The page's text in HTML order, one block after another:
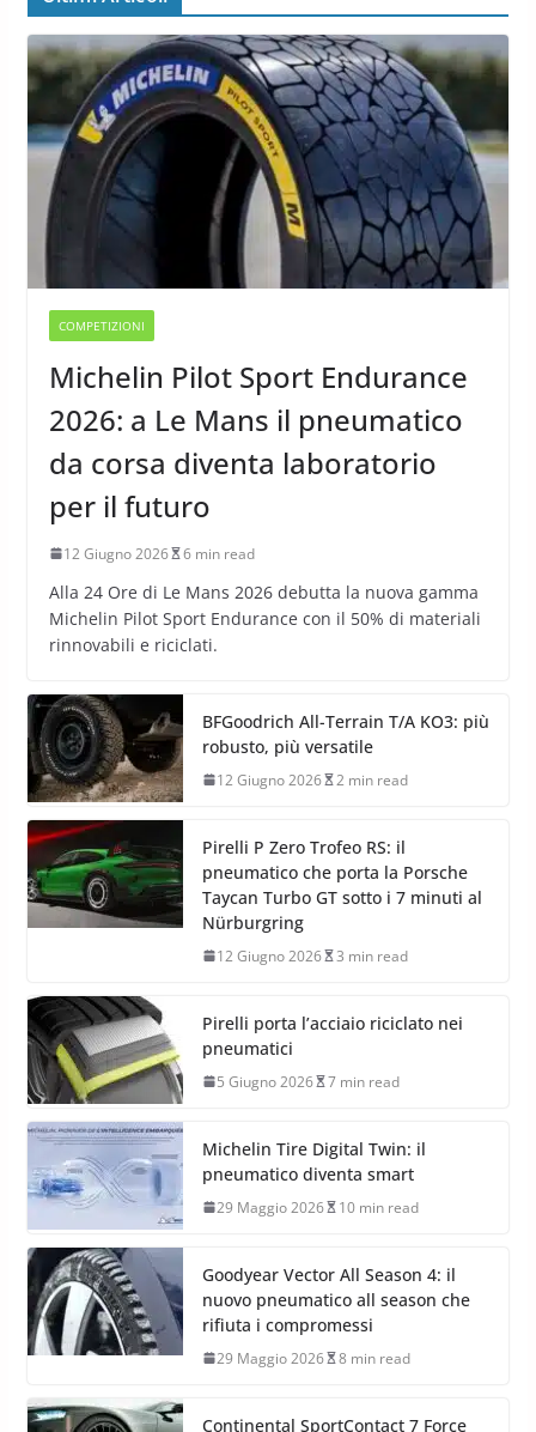
Ultimi Articoli
Michelin Pilot Sport Endurance
2026: a Le Mans il pneumatico
da corsa diventa laboratorio
per il futuro
Alla 24 Ore di Le Mans 2026 debutta la nuova gamma
Michelin Pilot Sport Endurance con il 50% di materiali
rinnovabili e riciclati.
BFGoodrich All-Terrain T/A KO3: più
robusto, più versatile
12 Giugno 2026 2 min read
Pirelli P Zero Trofeo RS: il
Taycan Turbo GT sotto i 7 minuti al
Nürburgring
12 Giugno 2026 3 min read
Pirelli porta l’acciaio riciclato nei
pneumatici
5 Giugno 2026 7 min read
Michelin Tire Digital Twin: il
pneumatico diventa smart
29 Maggio 2026 10 min read
nuovo pneumatico all season che